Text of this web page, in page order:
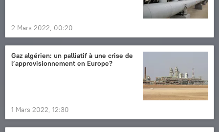
2 Mars 2022, 00:20
Gaz algérien: un palliatif à une crise de
l’approvisionnement en Europe?
1 Mars 2022, 12:30